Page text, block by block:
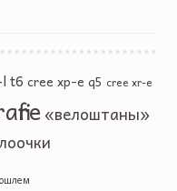
t6 cree xp-e q5 cree xr-e
«велоштаны»